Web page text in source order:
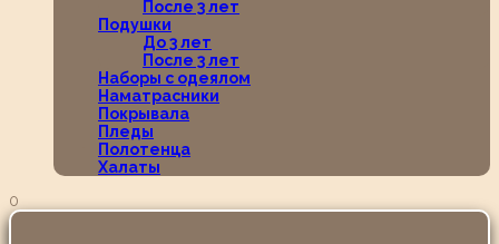
После 3 лет
Подушки
До 3 лет
После 3 лет
Наборы с одеялом
Наматрасники
Покрывала
Пледы
Полотенца
Халаты
0